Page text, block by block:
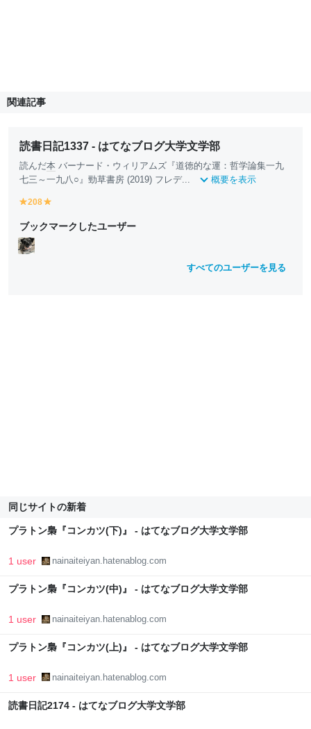
関連記事
読書日記1337 - はてなブログ大学文学部
読んだ本 バーナード・ウィリアムズ『道徳的な運：哲学論集一九
七三～一九八○』勁草書房 (2019) フレデ...
概要を表示
y
ll
o
w
208
ll
ブックマークしたユーザー
すべてのユーザーを見る
同じサイトの新着
プラトン梟『コンカツ(下)』 - はてなブログ大学文学部
1 user nainaiteiyan.hatenablog.com
プラトン梟『コンカツ(中)』 - はてなブログ大学文学部
1 user nainaiteiyan.hatenablog.com
プラトン梟『コンカツ(上)』 - はてなブログ大学文学部
1 user nainaiteiyan.hatenablog.com
読書日記2174 - はてなブログ大学文学部